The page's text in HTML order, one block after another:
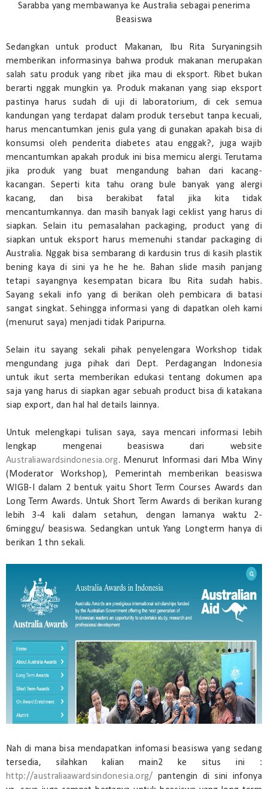
Sarabba yang membawanya ke Australia sebagai penerima
Beasiswa
Sedangkan untuk product Makanan, Ibu Rita Suryaningsih
memberikan informasinya bahwa produk makanan merupakan
salah satu produk yang ribet jika mau di eksport. Ribet bukan
berarti nggak mungkin ya. Produk makanan yang siap eksport
pastinya harus sudah di uji di laboratorium, di cek semua
kandungan yang terdapat dalam produk tersebut tanpa kecuali,
harus mencantumkan jenis gula yang di gunakan apakah bisa di
konsumsi oleh penderita diabetes atau enggak?, juga wajib
mencantumkan apakah produk ini bisa memicu alergi. Terutama
jika produk yang buat mengandung bahan dari kacang-
kacangan. Seperti kita tahu orang bule banyak yang alergi
kacang, dan bisa berakibat fatal jika kita tidak
mencantumkannya. dan masih banyak lagi ceklist yang harus di
siapkan. Selain itu pemasalahan packaging, product yang di
siapkan untuk eksport harus memenuhi standar packaging di
Australia. Nggak bisa sembarang di kardusin trus di kasih plastik
bening kaya di sini ya he he he. Bahan slide masih panjang
tetapi sayangnya kesempatan bicara Ibu Rita sudah habis.
Sayang sekali info yang di berikan oleh pembicara di batasi
sangat singkat. Sehingga informasi yang di dapatkan oleh kami
(menurut saya) menjadi tidak Paripurna.
Selain itu sayang sekali pihak penyelengara Workshop tidak
mengundang juga pihak dari Dept. Perdagangan Indonesia
untuk ikut serta memberikan edukasi tentang dokumen apa
saja yang harus di siapkan agar sebuah product bisa di katakana
siap export, dan hal hal details lainnya.
Untuk melengkapi tulisan saya, saya mencari informasi lebih
lengkap mengenai beasiswa dari website
Australiawardsindonesia.org. Menurut Informasi dari Mba Winy
(Moderator Workshop), Pemerintah memberikan beasiswa
WIGB-I dalam 2 bentuk yaitu Short Term Courses Awards dan
Long Term Awards. Untuk Short Term Awards di berikan kurang
lebih 3-4 kali dalam setahun, dengan lamanya waktu 2-
6minggu/ beasiswa. Sedangkan untuk Yang Longterm hanya di
berikan 1 thn sekali.
Nah di mana bisa mendapatkan infomasi beasiswa yang sedang
tersedia, silahkan kalian main2 ke situs ini :
http://australiaawardsindonesia.org/ pantengin di sini infonya